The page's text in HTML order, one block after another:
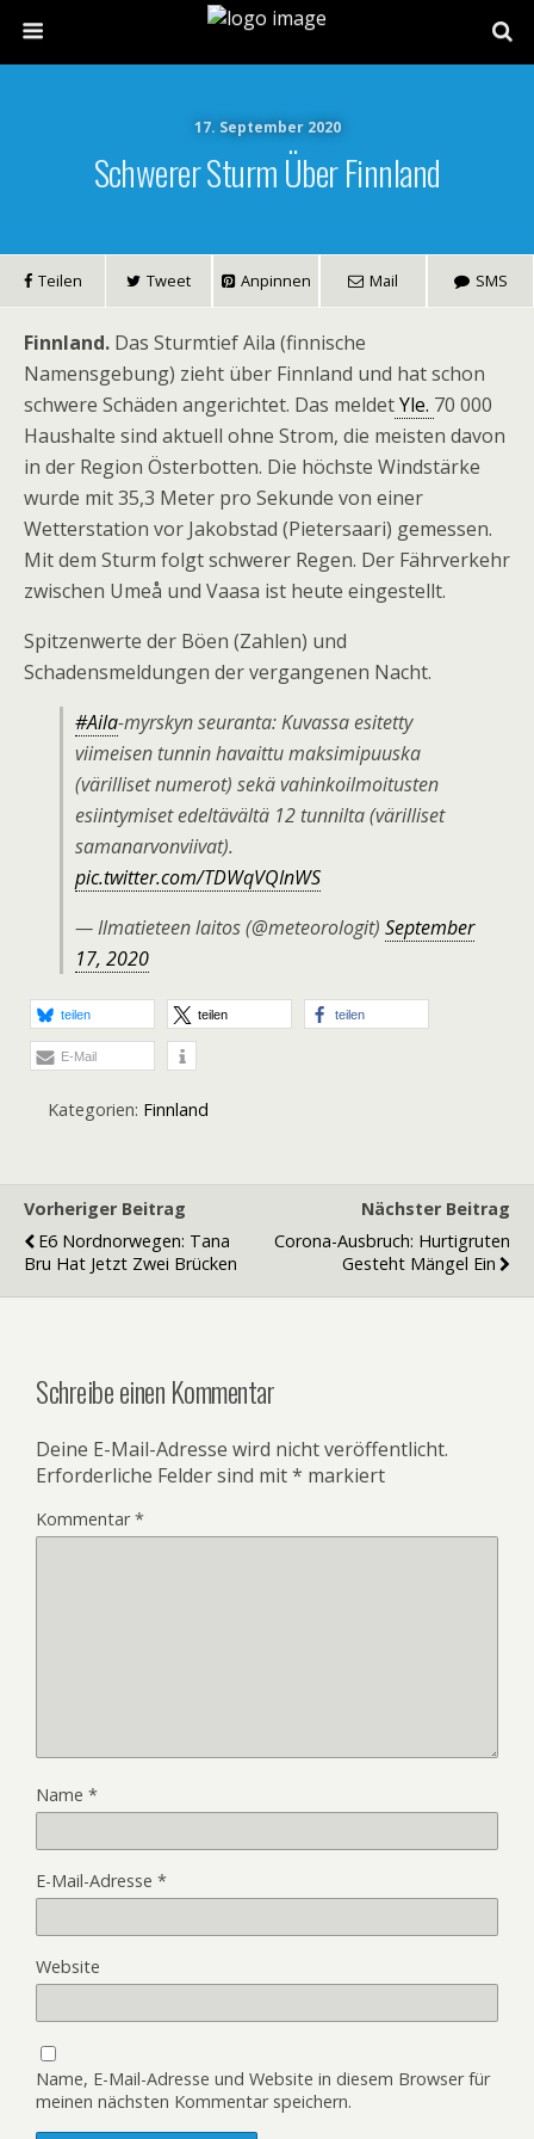
17. September 2020
Schwerer Sturm Über Finnland
Teilen Tweet Anpinnen Mail SMS
Finnland. Das Sturmtief Aila (finnische
Namensgebung) zieht über Finnland und hat schon
schwere Schäden angerichtet. Das meldetYle. 70 000
Haushalte sind aktuell ohne Strom, die meisten davon
in der Region Österbotten. Die höchste Windstärke
wurde mit 35,3 Meter pro Sekunde von einer
Wetterstation vor Jakobstad (Pietersaari) gemessen.
Mit dem Sturm folgt schwerer Regen. Der Fährverkehr
zwischen Umeå und Vaasa ist heute eingestellt.
Spitzenwerte der Böen (Zahlen) und
Schadensmeldungen der vergangenen Nacht.
#Aila-myrskyn seuranta: Kuvassa esitetty
viimeisen tunnin havaittu maksimipuuska
(värilliset numerot) sekä vahinkoilmoitusten
esiintymiset edeltävältä 12 tunnilta (värilliset
samanarvonviivat).
pic.twitter.com/TDWqVQInWS
— Ilmatieteen laitos (@meteorologit) September
17, 2020
teilen teilen teilen
E-Mail
Kategorien: Finnland
Vorheriger Beitrag
E6 Nordnorwegen: Tana
Bru Hat Jetzt Zwei Brücken
Nächster Beitrag
Corona-Ausbruch: Hurtigruten
Gesteht Mängel Ein
Schreibe einen Kommentar
Deine E-Mail-Adresse wird nicht veröffentlicht.
Erforderliche Felder sind mit* markiert
Kommentar*
Name *
E-Mail-Adresse *
Website
Name, E-Mail-Adresse und Website in diesem Browser für
meinen nächsten Kommentar speichern.